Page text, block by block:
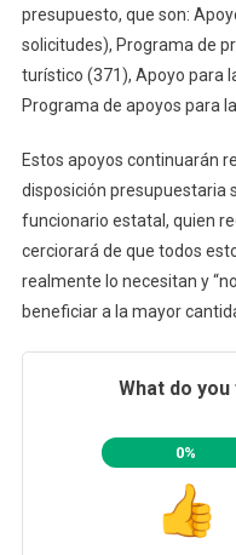
presupuesto, que son:
solicitudes), Programa de
turístico (371), Apoyo para
Programa de apoyos para
Estos apoyos continuarán
disposición presupuestaria
funcionario estatal, quien
cerciorará de que todos
realmente lo necesitan y
beneficiar a la mayor
What do
0%